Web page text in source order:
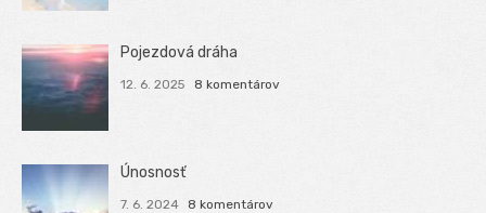
Pojezdová dráha
12. 6. 2025 8 komentárov
Únosnosť
7. 6. 2024 8 komentárov